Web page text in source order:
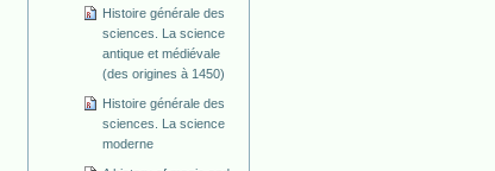
Histoire générale des
sciences. La science
antique et médiévale
(des origines à 1450)
Histoire générale des
sciences. La science
moderne